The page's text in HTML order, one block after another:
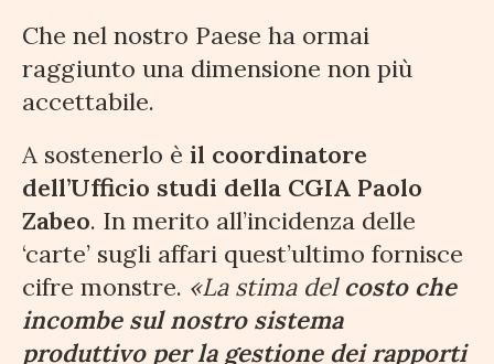
Che nel nostro Paese ha ormai
raggiunto una dimensione non più
accettabile.
A sostenerlo è il coordinatore
dell’Ufficio studi della CGIA Paolo
Zabeo. In merito all’incidenza delle
‘carte’ sugli affari quest’ultimo fornisce
cifre monstre. «La stima delcosto che
incombe sul nostro sistema
produttivo per la gestione dei rapporti